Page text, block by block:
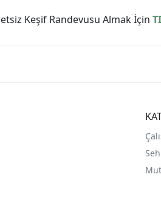
Keşif Randevusu Almak İçin